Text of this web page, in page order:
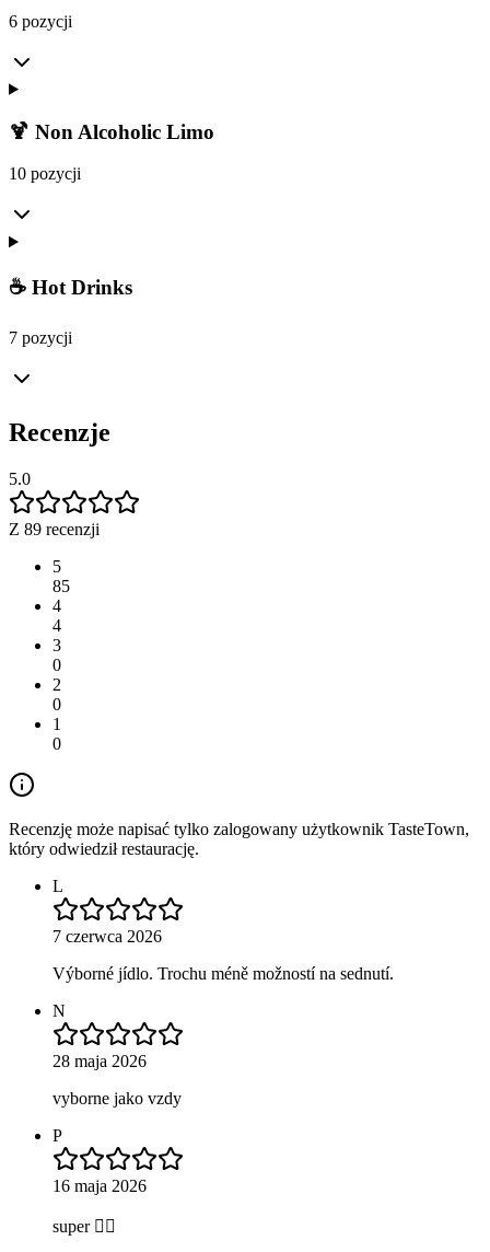
6 pozycji
🍹 Non Alcoholic Limo
10 pozycji
☕ Hot Drinks
7 pozycji
Recenzje
5.0
Z 89 recenzji
5
85
4
4
3
0
2
0
1
0
Recenzję może napisać tylko zalogowany użytkownik TasteTown,
który odwiedził restaurację.
L
7 czerwca 2026
Výborné jídlo. Trochu méně možností na sednutí.
N
28 maja 2026
vyborne jako vzdy
P
16 maja 2026
super 👌🏽